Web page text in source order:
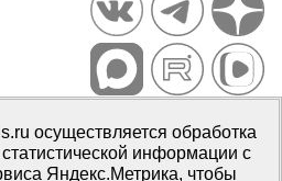
PsyJournals.ru, 2007–2026
СМИЭл № ФС77-66447 от 14 июля
осуществляется обработка
информации с
Яндекс.Метрика, чтобы